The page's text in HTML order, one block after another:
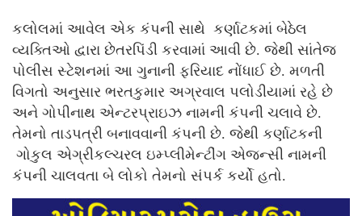
કલોલમાં આવેલ એક કંપની સાથે કર્ણાટકમાં બેઠેલ
વ્યક્તિઓ દ્વારા છેતરપિંડી કરવામાં આવી છે. જેથી સાંતેજ
પોલીસ સ્ટેશનમાં આ ગુનાની ફરિયાદ નોંધાઈ છે. મળતી
વિગતો અનુસાર ભરતકુમાર અગ્રવાલ પલોડીયામાં રહે છે
અને ગોપીનાથ એન્ટરપ્રાઇઝ નામની કંપની ચલાવે છે.
તેમનો તાડપત્રી બનાવવાની કંપની છે. જેથી કર્ણાટકની
ગોકુલ એગ્રીકલ્ચરલ ઇમ્પ્લીમેન્ટીંગ એજન્સી નામની
કંપની ચાલવતા બે લોકો તેમનો સંપર્ક કર્યો હતો.